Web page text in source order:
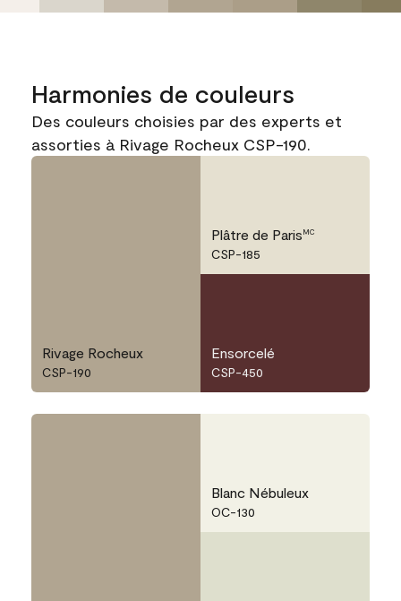
Harmonies de couleurs
Des couleurs choisies par des experts et
assorties à Rivage Rocheux CSP-190.
Rivage Rocheux
CSP-190
Plâtre de Paris MC
CSP-185
Ensorcelé
CSP-450
Blanc Nébuleux
OC-130